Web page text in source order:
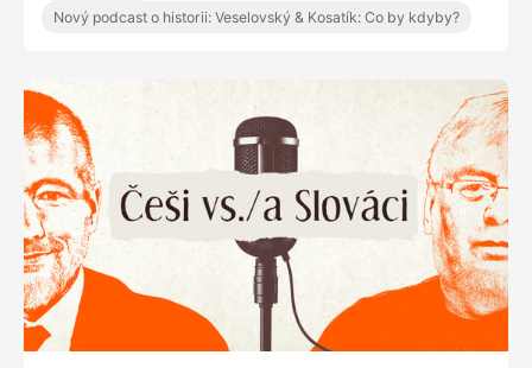
Mnichovu zůstal doma a neabdikoval? A proč si tajně
Nový podcast o historii: Veselovský & Kosatík: Co by kdyby?